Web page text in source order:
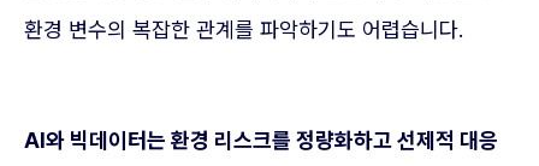
환경 변수의 복잡한 관계를 파악하기도 어렵습니다.
AI와 빅데이터는 환경 리스크를 정량화하고 선제적 대응